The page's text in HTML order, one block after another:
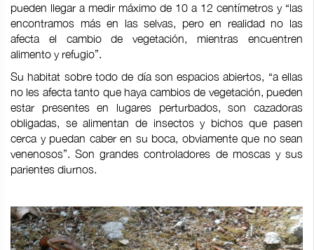
pueden llegar a medir máximo de 10 a 12 centímetros y “las
encontramos más en las selvas, pero en realidad no las
afecta el cambio de vegetación, mientras encuentren
alimento y refugio”.
Su habitat sobre todo de día son espacios abiertos, “a ellas
no les afecta tanto que haya cambios de vegetación, pueden
estar presentes en lugares perturbados, son cazadoras
obligadas, se alimentan de insectos y bichos que pasen
cerca y puedan caber en su boca, obviamente que no sean
venenosos”. Son grandes controladores de moscas y sus
parientes diurnos.